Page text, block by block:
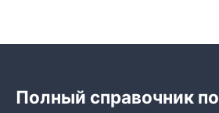
Полный справочник по